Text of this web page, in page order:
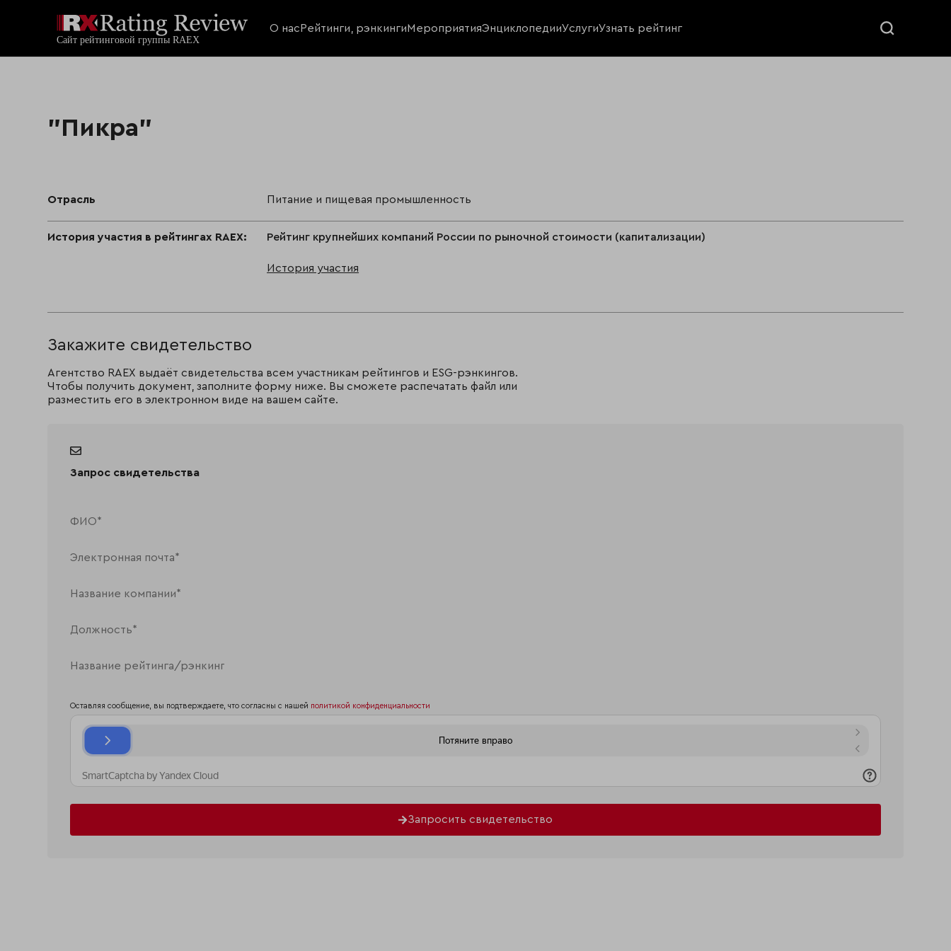
О нас Рейтинги, рэнкингиМероприятияЭнциклопедииУслугиУзнать рейтинг
"Пикра"
Отрасль Питание и пищевая промышленность
История участия в рейтингах RAEX: Рейтинг крупнейших компаний России по рыночной стоимости (капитализации)
История участия
Закажите свидетельство
Агентство RAEX выдаёт свидетельства всем участникам рейтингов и ESG-рэнкингов.
Чтобы получить документ, заполните форму ниже. Вы сможете распечатать файл или
разместить его в электронном виде на вашем сайте.
Запрос свидетельства
Оставляя сообщение, вы подтверждаете, что согласны с нашей политикой конфиденциальности
Запросить свидетельство